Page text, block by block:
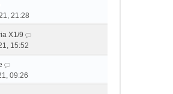
21:28
X1/9
15:52
09:26